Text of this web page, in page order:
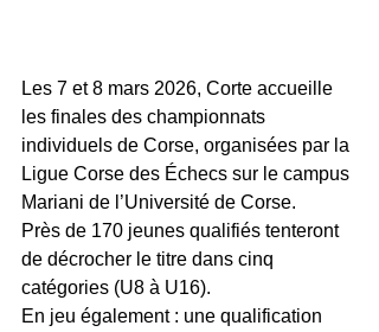
Les 7 et 8 mars 2026, Corte accueille
les finales des championnats
individuels de Corse, organisées par la
Ligue Corse des Échecs sur le campus
Mariani de l’Université de Corse.
Près de 170 jeunes qualifiés tenteront
de décrocher le titre dans cinq
catégories (U8 à U16).
En jeu également : une qualification